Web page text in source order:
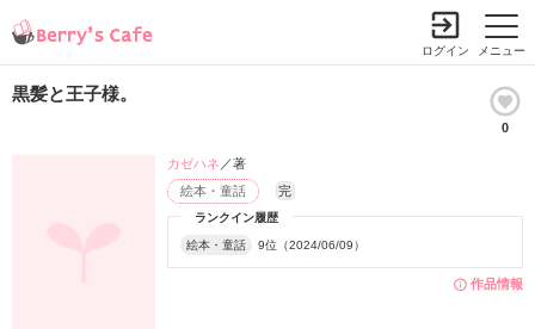
メニュー
ログイン
黒髪と王子様。
0
作品情報
ランクイン履歴
絵本・童話 9位（2024/06/09）
絵本・童話 完
カゼハネ ／著